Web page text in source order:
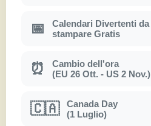
📅
Calendari Divertenti da
stampare Gratis
⏰
Cambio dell'ora
(EU 26 Ott. - US 2 Nov.)
🇨🇦
Canada Day
(1 Luglio)